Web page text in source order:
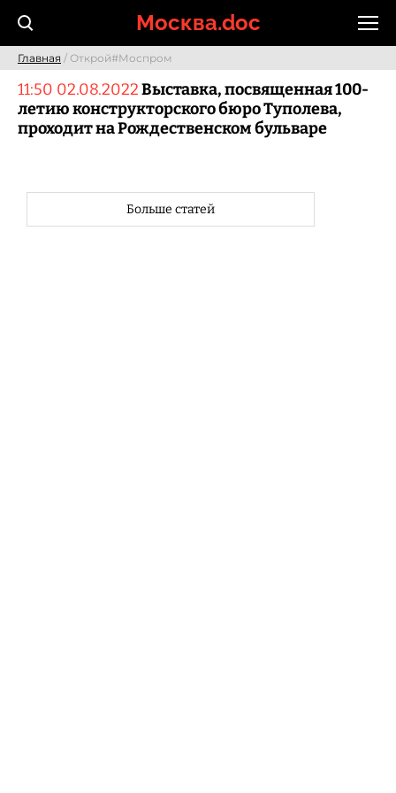
Москва.doc
Главная / Открой#Моспром
11:50 02.08.2022Выставка, посвященная 100-
летию конструкторского бюро Туполева,
проходит на Рождественском бульваре
Больше статей